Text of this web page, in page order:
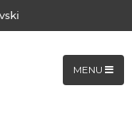
MENU